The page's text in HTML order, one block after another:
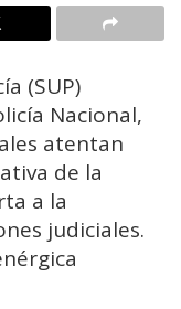
(SUP)
Nacional,
atentan
de la
a la
judiciales.